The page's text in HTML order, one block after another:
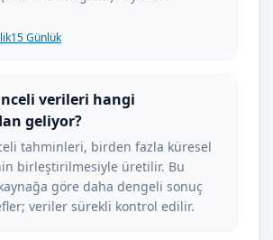
15 Günlük
verileri hangi
geliyor?
tahminleri, birden fazla küresel
birleştirilmesiyle üretilir. Bu
göre daha dengeli sonuç
veriler sürekli kontrol edilir.